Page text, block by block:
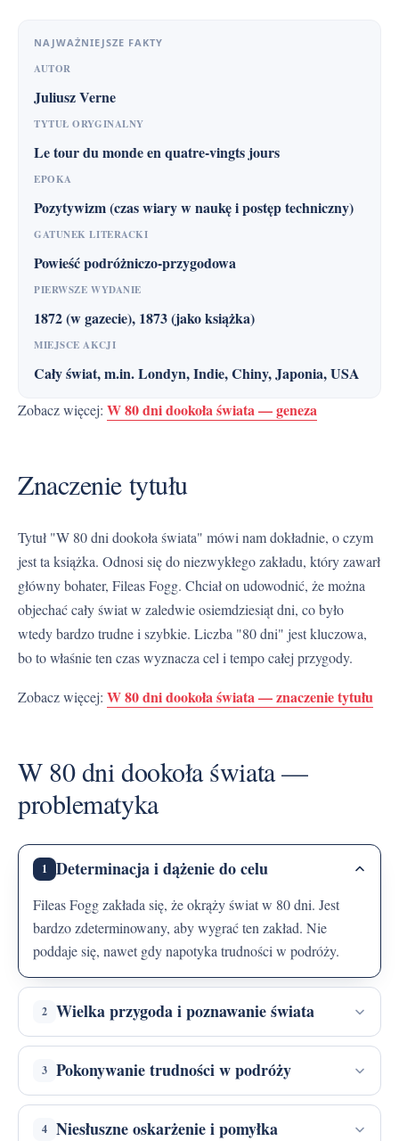
NAJWAŻNIEJSZE FAKTY
AUTOR
Juliusz Verne
TYTUŁ ORYGINALNY
Le tour du monde en quatre-vingts jours
EPOKA
Pozytywizm (czas wiary w naukę i postęp techniczny)
GATUNEK LITERACKI
Powieść podróżniczo-przygodowa
PIERWSZE WYDANIE
1872 (w gazecie), 1873 (jako książka)
MIEJSCE AKCJI
Cały świat, m.in. Londyn, Indie, Chiny, Japonia, USA
Zobacz więcej: W 80 dni dookoła świata — geneza
Znaczenie tytułu
Tytuł "W 80 dni dookoła świata" mówi nam dokładnie, o czym
jest ta książka. Odnosi się do niezwykłego zakładu, który zawarł
główny bohater, Fileas Fogg. Chciał on udowodnić, że można
objechać cały świat w zaledwie osiemdziesiąt dni, co było
wtedy bardzo trudne i szybkie. Liczba "80 dni" jest kluczowa,
bo to właśnie ten czas wyznacza cel i tempo całej przygody.
Zobacz więcej: W 80 dni dookoła świata — znaczenie tytułu
W 80 dni dookoła świata —
problematyka
1 Determinacja i dążenie do celu
Fileas Fogg zakłada się, że okrąży świat w 80 dni. Jest
bardzo zdeterminowany, aby wygrać ten zakład. Nie
poddaje się, nawet gdy napotyka trudności w podróży.
2 Wielka przygoda i poznawanie świata
3 Pokonywanie trudności w podróży
4 Niesłuszne oskarżenie i pomyłka